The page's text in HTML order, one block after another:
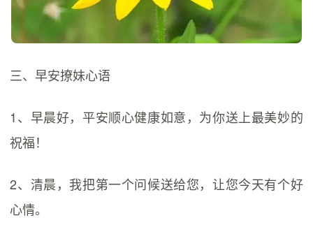
三、早安撩妹心语
1、早晨好，平安顺心健康如意，为你送上最美妙的
祝福！
2、清晨，我把第一个问候送给您，让您今天有个好
心情。